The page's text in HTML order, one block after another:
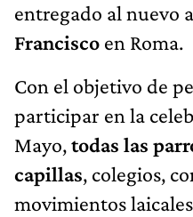
entregado al nuevo
Francisco en Roma.
Con el objetivo de
participar en la
Mayo,todas las
capillas, colegios,
movimientos